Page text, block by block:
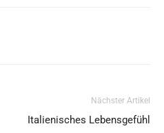
Nächster Artikel
Italienisches Lebensgefühl